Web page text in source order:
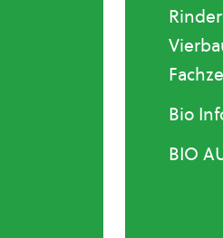
Bio
BIO